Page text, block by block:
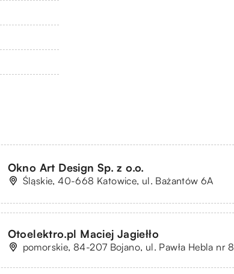
Okno Art Design Sp. z o.o.
Śląskie, 40-668 Katowice, ul. Bażantów 6A
Otoelektro.pl Maciej Jagiełło
pomorskie, 84-207 Bojano, ul. Pawła Hebla nr 8